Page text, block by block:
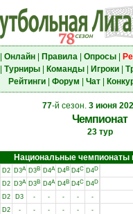
Онлайн| Правила| Опросы|
Турниры| Команды| Игроки|
Рейтинги| Форум Чат|
77-й сезон. 3 июня
Чемпионат
23 тур
Национальные чемпионаты
D2 D3A D3B D4A D4B D4C D4D
D2 D3A D3B D4A D4B D4C D4D
D2 D3 - - - - -
D2 - - - - - -